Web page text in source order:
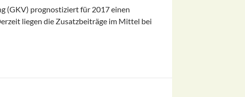
(GKV) prognostiziert für 2017 einen
liegen die Zusatzbeiträge im Mittel bei